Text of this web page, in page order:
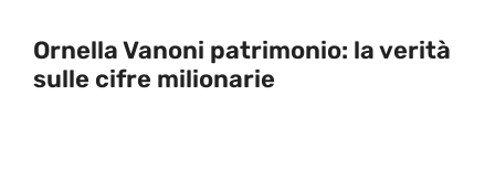
Ornella Vanoni patrimonio: la verità
sulle cifre milionarie